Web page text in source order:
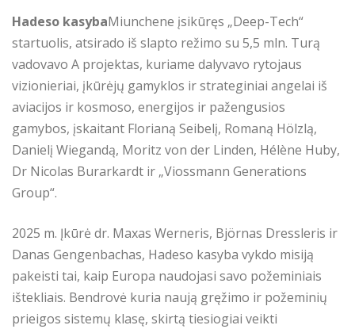
Hadeso kasybaMiunchene įsikūręs „Deep-Tech“
startuolis, atsirado iš slapto režimo su 5,5 mln. Turą
vadovavo A projektas, kuriame dalyvavo rytojaus
vizionieriai, įkūrėjų gamyklos ir strateginiai angelai iš
aviacijos ir kosmoso, energijos ir pažengusios
gamybos, įskaitant Florianą Seibelį, Romaną Hölzlą,
Danielį Wiegandą, Moritz von der Linden, Hélène Huby,
Dr Nicolas Burarkardt ir „Viossmann Generations
Group“.
2025 m. Įkūrė dr. Maxas Werneris, Björnas Dressleris ir
Danas Gengenbachas, Hadeso kasyba vykdo misiją
pakeisti tai, kaip Europa naudojasi savo požeminiais
ištekliais. Bendrovė kuria naują gręžimo ir požeminių
prieigos sistemų klasę, skirtą tiesiogiai veikti